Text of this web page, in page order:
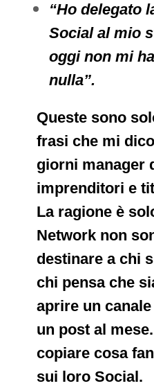
“Ho delegato
Social al mio
oggi non mi
nulla”.
Queste sono
frasi che mi
giorni manager
imprenditori e
La ragione è
Network non
destinare a chi
chi pensa che
aprire un
un post al
copiare cosa
sui loro Social.